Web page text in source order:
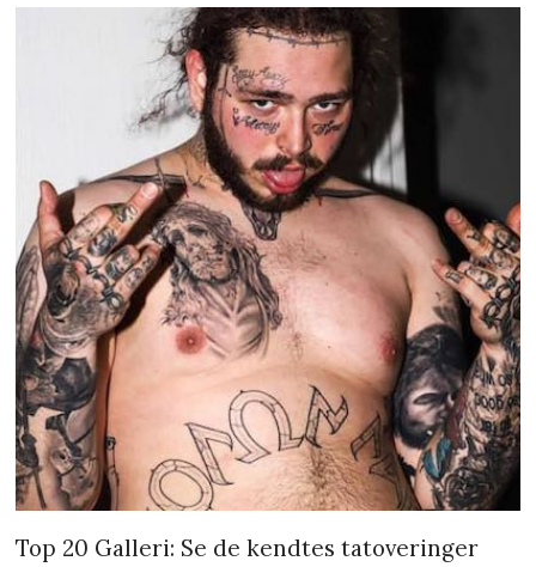
Top 20 Galleri: Se de kendtes tatoveringer